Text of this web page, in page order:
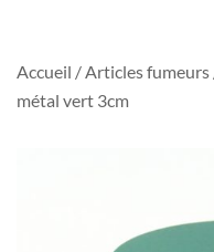
Accueil /Articles fumeurs
métal vert 3cm